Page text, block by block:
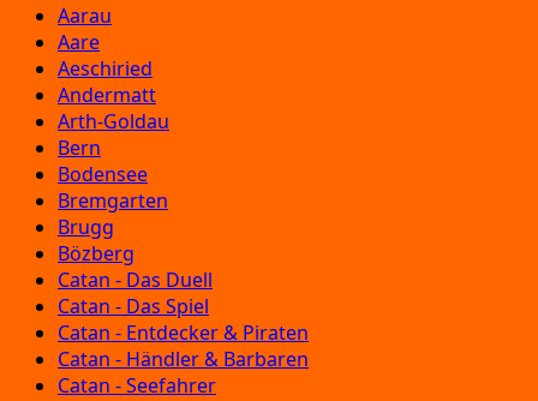
Aarau
Aare
Aeschiried
Andermatt
Arth-Goldau
Bern
Bodensee
Bremgarten
Brugg
Bözberg
Catan - Das Duell
Catan - Das Spiel
Catan - Entdecker & Piraten
Catan - Händler & Barbaren
Catan - Seefahrer